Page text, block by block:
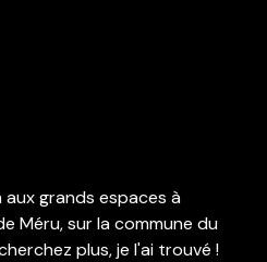
aux grands espaces à
Méru, sur la commune du
plus, je l'ai trouvé !